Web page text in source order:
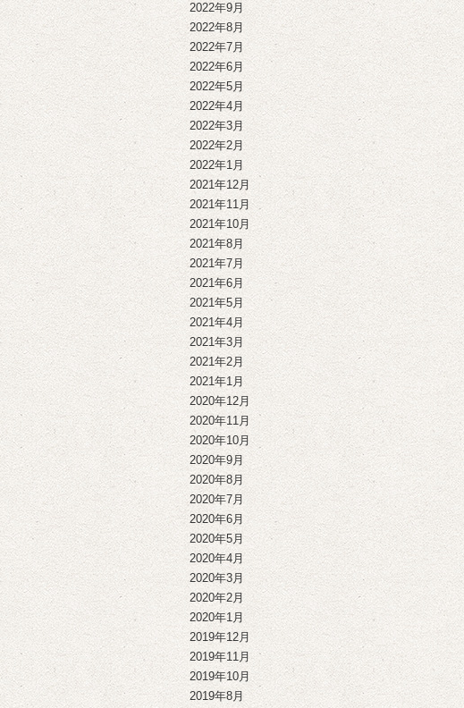
2022年9月
2022年8月
2022年7月
2022年6月
2022年5月
2022年4月
2022年3月
2022年2月
2022年1月
2021年12月
2021年11月
2021年10月
2021年8月
2021年7月
2021年6月
2021年5月
2021年4月
2021年3月
2021年2月
2021年1月
2020年12月
2020年11月
2020年10月
2020年9月
2020年8月
2020年7月
2020年6月
2020年5月
2020年4月
2020年3月
2020年2月
2020年1月
2019年12月
2019年11月
2019年10月
2019年8月